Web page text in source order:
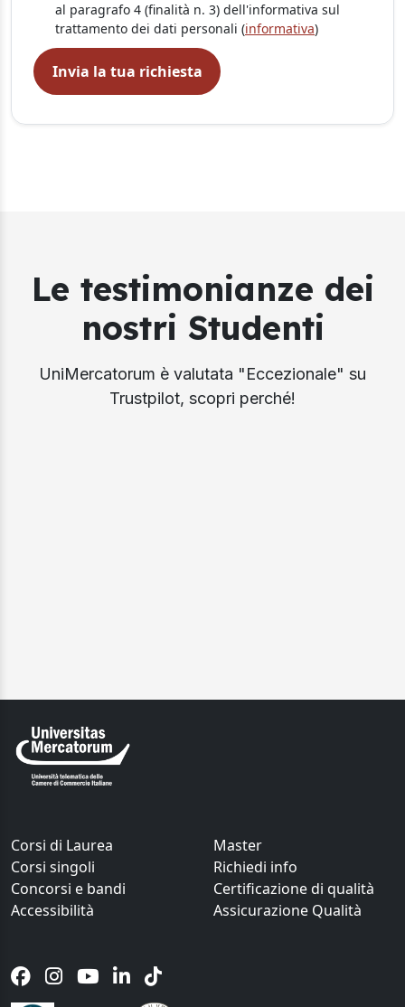
al paragrafo 4 (finalità n. 3) dell'informativa sul
trattamento dei dati personali (informativa)
Invia la tua richiesta
Le testimonianze dei
nostri Studenti
UniMercatorum è valutata "Eccezionale" su
Trustpilot, scopri perché!
Corsi di Laurea
Master
Corsi singoli
Richiedi info
Concorsi e bandi
Certificazione di qualità
Accessibilità
Assicurazione Qualità